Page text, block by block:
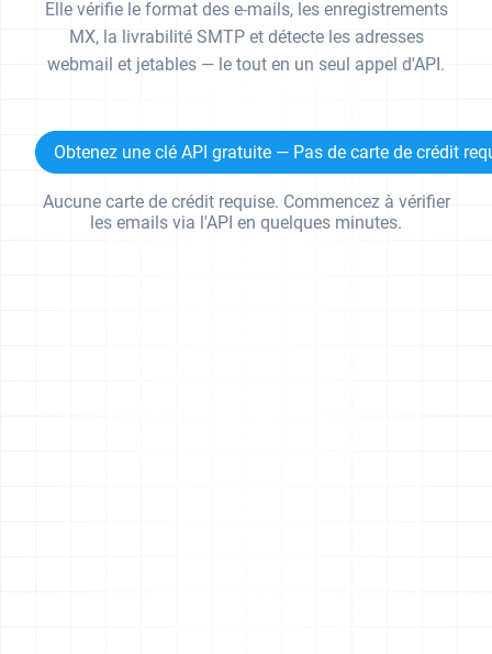
Elle vérifie le format des e-mails, les enregistrements
MX, la livrabilité SMTP et détecte les adresses
webmail et jetables — le tout en un seul appel d'API.
Obtenez une clé API gratuite — Pas de carte de crédit
Aucune carte de crédit requise. Commencez à vérifier
les emails via l'API en quelques minutes.